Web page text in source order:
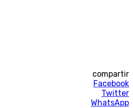
compartir
Facebook
Twitter
WhatsApp